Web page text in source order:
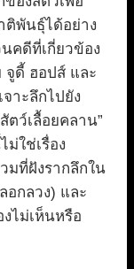
พันธุ์ได้อย่าง
คดีที่เกี่ยวข้อง
จูดี้ ฮอปส์ และ
าะลึกไปยัง
ตว์เลื้อยคลาน”
ใช่เรื่อง
มที่ฝังรากลึกใน
กลวง) และ
ไม่เห็นหรือ